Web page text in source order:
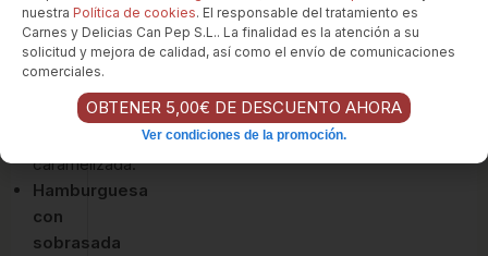
cabra
y
un
caramelizada.
Hamburguesa
con
sobrasada
nuestra Política de cookies. El responsable del tratamiento es
Carnes y Delicias Can Pep S.L.. La finalidad es la atención a su
solicitud y mejora de calidad, así como el envío de comunicaciones
comerciales.
OBTENER 5,00€ DE DESCUENTO AHORA
Ver condiciones de la promoción.